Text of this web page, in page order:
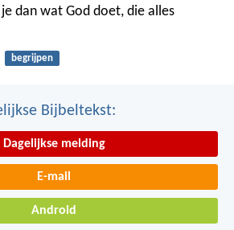
dan wat God doet, die alles
begrijpen
Bijbeltekst:
Dagelijkse melding
E-mail
Android